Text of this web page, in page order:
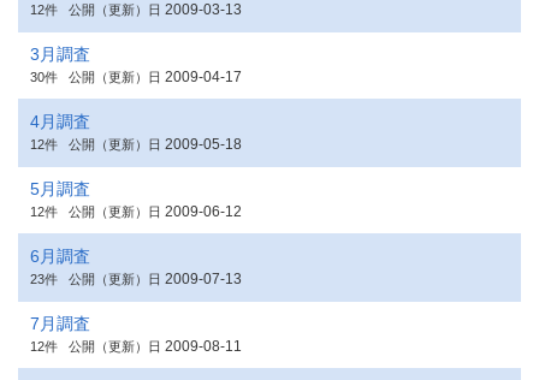
12件 公開（更新）日 2009-03-13
3月調査
30件 公開（更新）日 2009-04-17
4月調査
12件 公開（更新）日 2009-05-18
5月調査
12件 公開（更新）日 2009-06-12
6月調査
23件 公開（更新）日 2009-07-13
7月調査
12件 公開（更新）日 2009-08-11